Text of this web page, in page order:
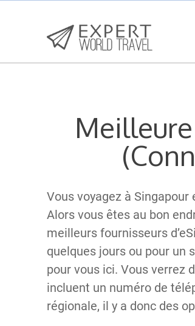
Vous voyagez à
Alors vous êtes au bon
meilleurs fournisseurs
quelques jours ou pour un
pour vous ici. Vous verrez
incluent un numéro de
régionale, il y a donc des